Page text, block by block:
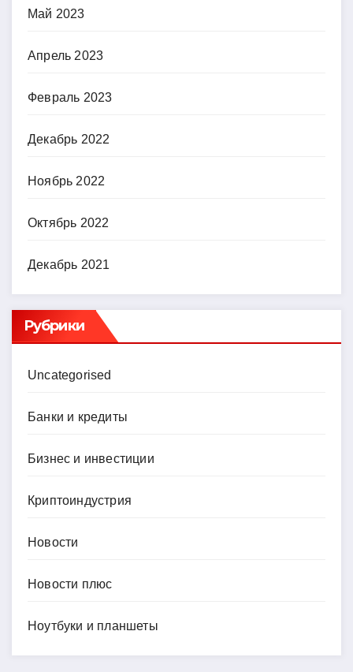
Май 2023
Апрель 2023
Февраль 2023
Декабрь 2022
Ноябрь 2022
Октябрь 2022
Декабрь 2021
Рубрики
Uncategorised
Банки и кредиты
Бизнес и инвестиции
Криптоиндустрия
Новости
Новости плюс
Ноутбуки и планшеты